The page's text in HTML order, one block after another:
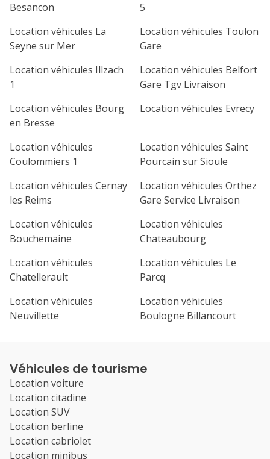
28 30
Besancon
5
Location véhicules La
Seyne sur Mer
Location véhicules Toulon
Gare
Location véhicules Illzach
1
Location véhicules Belfort
Gare Tgv Livraison
Location véhicules Bourg
en Bresse
Location véhicules Evrecy
Location véhicules
Coulommiers 1
Location véhicules Saint
Pourcain sur Sioule
Location véhicules Cernay
les Reims
Location véhicules Orthez
Gare Service Livraison
Location véhicules
Bouchemaine
Location véhicules
Chateaubourg
Location véhicules
Chatellerault
Location véhicules Le
Parcq
Location véhicules
Neuvillette
Location véhicules
Boulogne Billancourt
Véhicules de tourisme
Location voiture
Location citadine
Location SUV
Location berline
Location cabriolet
Location minibus